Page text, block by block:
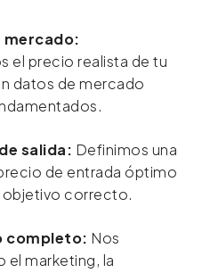
mercado:
el precio realista de tu
datos de mercado
salida: Definimos una
de entrada óptimo
objetivo correcto.
completo: Nos
el marketing, la